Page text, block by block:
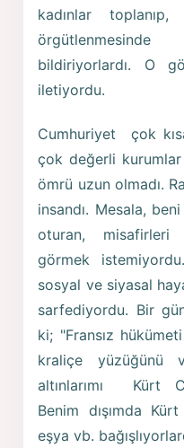
kadınlar toplanıp,
bildiriyorlardı. O
iletiyordu.
Cumhuriyet çok
çok değerli
ömrü uzun olmadı.
insandı. Mesala,
oturan, misafirleri
görmek
sosyal ve siyasal
sarfediyordu. Bir
ki; "Fransız
kraliçe yüzüğünü
altınlarımı Kürt
Benim dışımda
eşya vb.